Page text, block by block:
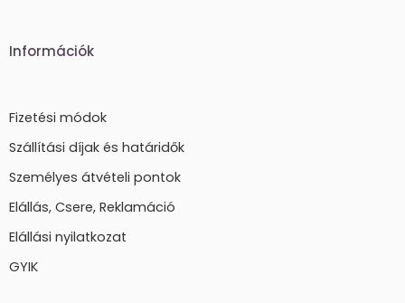
Információk
Fizetési módok
Szállítási díjak és határidők
Személyes átvételi pontok
Elállás, Csere, Reklamáció
Elállási nyilatkozat
GYIK